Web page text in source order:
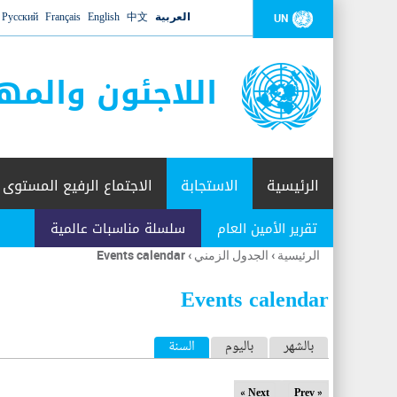
UN العربية 中文
English
Français
Русский
اللاجئون
الرئيسية الاستجابة
تقرير الأمين العام سلسلة مناسبات عالمية
الاجتماع الرفيع المستوى
أنت
هنا
الرئيسية › الجدول الزمني ›
Events calendar
Events calendar
ا
ل
بالشهر باليوم السنة (علامة التبويب النشطة)